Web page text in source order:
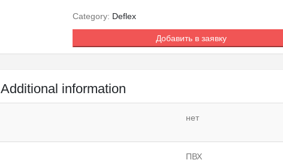
Category: Deflex
Добавить в заявку
Additional information
нет
ПВХ